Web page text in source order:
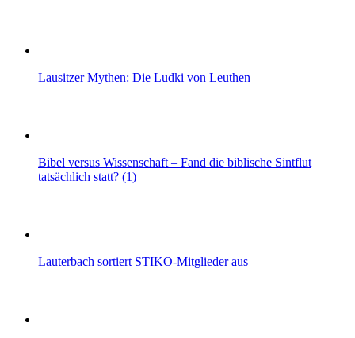
Lausitzer Mythen: Die Ludki von Leuthen
Bibel versus Wissenschaft – Fand die biblische Sintflut
tatsächlich statt? (1)
Lauterbach sortiert STIKO-Mitglieder aus